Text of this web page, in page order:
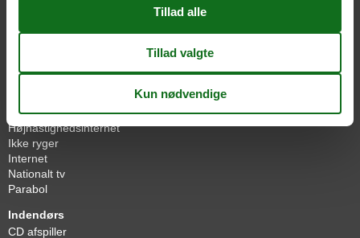
Byggeår
2006
Højhastighedsinternet
Ikke ryger
Internet
Nationalt tv
Parabol
Indendørs
CD afspiller